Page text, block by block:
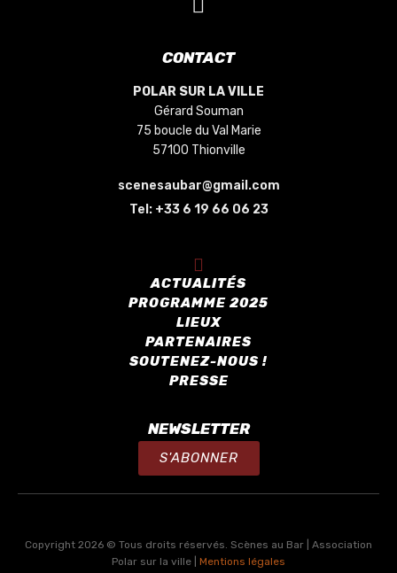
CONTACT
POLAR SUR LA VILLE
Gérard Souman
75 boucle du Val Marie
57100 Thionville
scenesaubar@gmail.com
Tel: +33 6 19 66 06 23
ACTUALITÉS
PROGRAMME 2025
LIEUX
PARTENAIRES
SOUTENEZ-NOUS !
PRESSE
NEWSLETTER
S'ABONNER
Copyright 2026 © Tous droits réservés. Scènes au Bar | Association
Polar sur la ville | Mentions légales